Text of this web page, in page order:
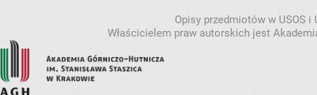
Opisy przedmiotów w USOS
Właścicielem praw autorskich jest